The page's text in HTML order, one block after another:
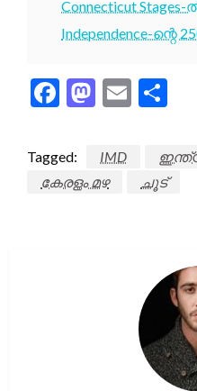
Connecticut
Independence-ന്റെ
Facebook
Email
Tagged: IMD
കേരളം മഴ
ചൂട്